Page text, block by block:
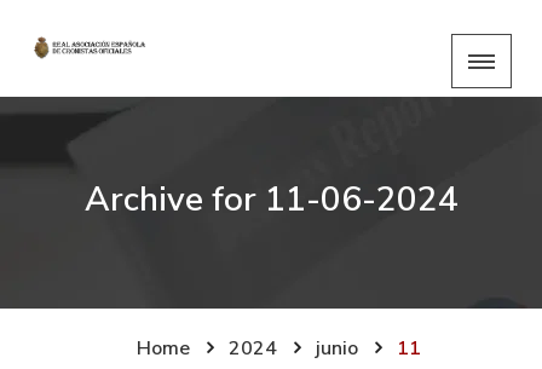
Archive for 11-06-2024
Home 2024 junio 11